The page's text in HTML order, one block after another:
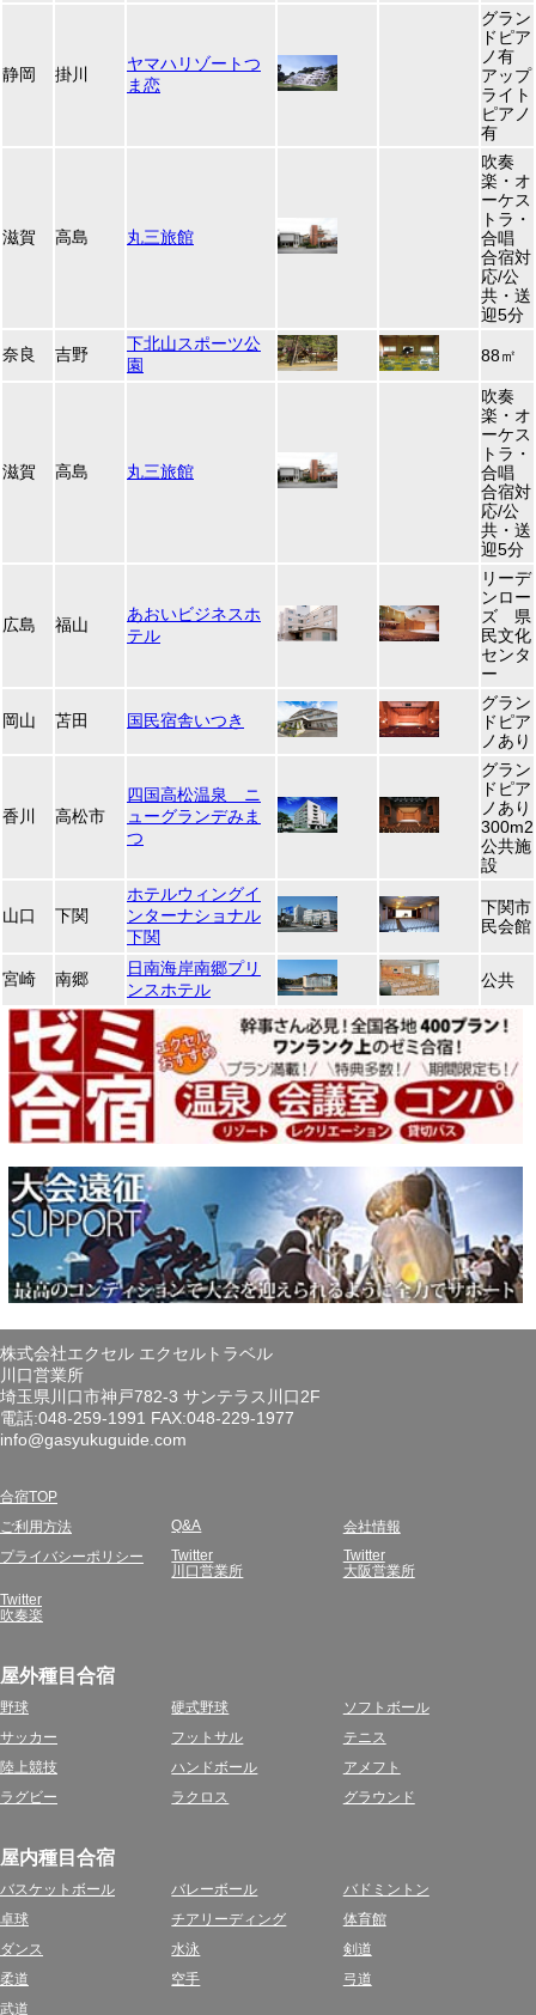
静岡 掛川
ヤマハリゾートつ
ま恋
グラン
ドピア
ノ有
アップ
ライト
ピアノ
有
滋賀 高島 丸三旅館
吹奏
楽・オ
ーケス
トラ・
合唱
合宿対
応/公
共・送
迎5分
奈良 吉野
下北山スポーツ公
園
88㎡
滋賀 高島 丸三旅館
吹奏
楽・オ
ーケス
トラ・
合唱
合宿対
応/公
共・送
迎5分
広島 福山
あおいビジネスホ
テル
リーデ
ンロー
ズ 県
民文化
センタ
ー
岡山 苫田 国民宿舎いつき
グラン
ドピア
ノあり
香川 高松市
四国高松温泉 ニ
ューグランデみま
つ
グラン
ドピア
ノあり
300m2
公共施
設
山口 下関
ホテルウィングイ
ンターナショナル
下関
下関市
民会館
宮崎 南郷
日南海岸南郷プリ
ンスホテル
公共
株式会社エクセル エクセルトラベル
川口営業所
埼玉県川口市神戸782-3 サンテラス川口2F
電話:048-259-1991 FAX:048-229-1977
info@gasyukuguide.com
合宿TOP
ご利用方法 Q&A 会社情報
プライバシーポリシー
Twitter
川口営業所
Twitter
大阪営業所
Twitter
吹奏楽
屋外種目合宿
野球 硬式野球 ソフトボール
サッカー フットサル テニス
陸上競技 ハンドボール アメフト
ラグビー ラクロス グラウンド
屋内種目合宿
バスケットボール バレーボール バドミントン
卓球 チアリーディング 体育館
ダンス 水泳 剣道
柔道 空手 弓道
武道